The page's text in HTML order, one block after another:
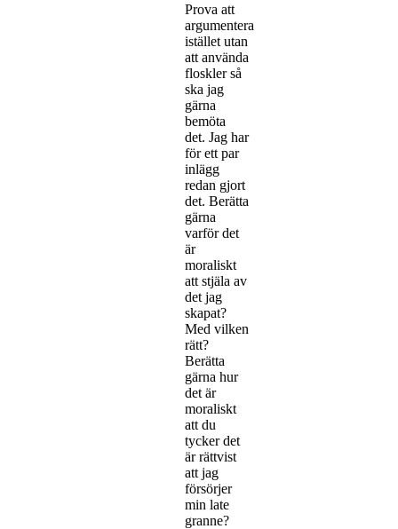
Prova att
argumentera
istället utan
att använda
floskler så
ska jag
gärna
bemöta
det. Jag har
för ett par
inlägg
redan gjort
det. Berätta
gärna
varför det
är
moraliskt
att stjäla av
det jag
skapat?
Med vilken
rätt?
Berätta
gärna hur
det är
moraliskt
att du
tycker det
är rättvist
att jag
försörjer
min late
granne?